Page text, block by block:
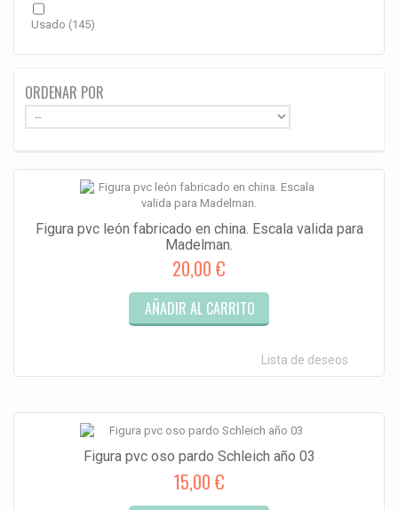
Usado (145)
ORDENAR POR
Figura pvc león fabricado en china. Escala valida para
Madelman.
20,00 €
AÑADIR AL CARRITO
Lista de deseos
Figura pvc oso pardo Schleich año 03
15,00 €